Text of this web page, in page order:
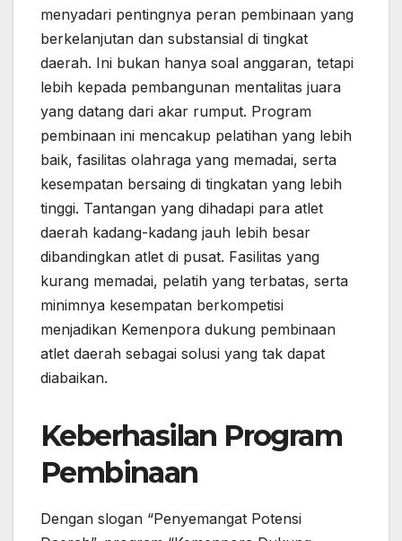
menyadari pentingnya peran pembinaan yang
berkelanjutan dan substansial di tingkat
daerah. Ini bukan hanya soal anggaran, tetapi
lebih kepada pembangunan mentalitas juara
yang datang dari akar rumput. Program
pembinaan ini mencakup pelatihan yang lebih
baik, fasilitas olahraga yang memadai, serta
kesempatan bersaing di tingkatan yang lebih
tinggi. Tantangan yang dihadapi para atlet
daerah kadang-kadang jauh lebih besar
dibandingkan atlet di pusat. Fasilitas yang
kurang memadai, pelatih yang terbatas, serta
minimnya kesempatan berkompetisi
menjadikan Kemenpora dukung pembinaan
atlet daerah sebagai solusi yang tak dapat
diabaikan.
Keberhasilan Program
Pembinaan
Dengan slogan “Penyemangat Potensi